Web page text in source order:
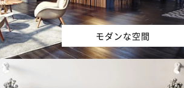
モダンな空間